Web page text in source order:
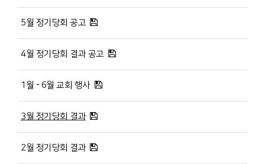
5월 정기당회 공고
4월 정기당회 결과 공고
1월 - 6월 교회 행사
3월 정기당회 결과
2월 정기당회 결과